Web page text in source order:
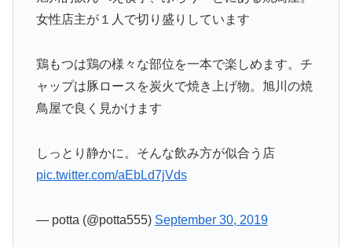
女性店主が１人で切り盛りしています
鶏もつは鶏の様々な部位を一本で楽しめます。チ
ャップは豚ロースを炭火で焼き上げ物。旭川の焼
鳥屋で良く見かけます
しっとり静かに。そんな飲み方が似合う店
pic.twitter.com/aEbLd7jVds
— potta (@potta555) September 30, 2019